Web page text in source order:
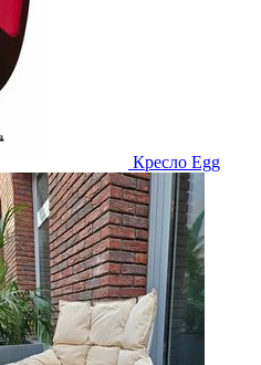
Кресло Egg